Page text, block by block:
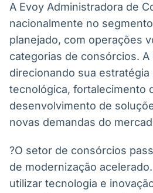
A Evoy Administradora de
nacionalmente no
planejado, com operações
categorias de consórcios. A
direcionando sua estratégia
tecnológica, fortalecimento
desenvolvimento de
novas demandas do
?O setor de consórcios
de modernização
utilizar tecnologia e